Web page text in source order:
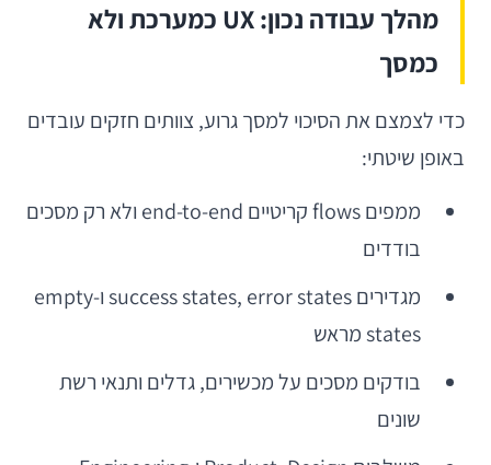
מהלך עבודה נכון: UX כמערכת ולא
כמסך
כדי לצמצם את הסיכוי למסך גרוע, צוותים חזקים עובדים
באופן שיטתי:
ממפים flows קריטיים end-to-end ולא רק מסכים
בודדים
מגדירים success states, error states ו-empty
states מראש
בודקים מסכים על מכשירים, גדלים ותנאי רשת
שונים